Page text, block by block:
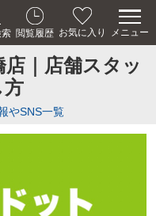
閲覧履歴 お気に入り メニュー
｜店舗スタッ
方
やSNS一覧